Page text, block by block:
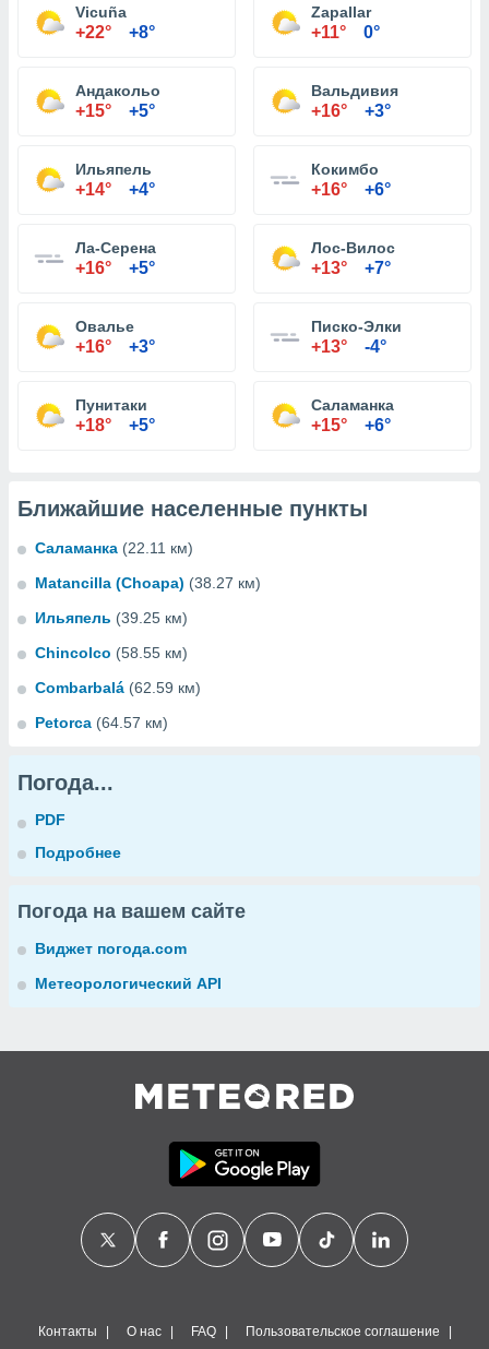
Vicuña
+22° +8°
Zapallar
+11° 0°
Андакольо
+15° +5°
Вальдивия
+16° +3°
Ильяпель
+14° +4°
Кокимбо
+16° +6°
Ла-Серена
+16° +5°
Лос-Вилос
+13° +7°
Овалье
+16° +3°
Писко-Элки
+13° -4°
Пунитаки
+18° +5°
Саламанка
+15° +6°
Ближайшие населенные пункты
Саламанка (22.11 км)
Matancilla (Choapa) (38.27 км)
Ильяпель (39.25 км)
Chincolco (58.55 км)
Combarbalá (62.59 км)
Petorca (64.57 км)
Погода...
PDF
Подробнее
Погода на вашем сайте
Виджет погода.com
Метеорологический API
Контакты О нас FAQ Пользовательское соглашение